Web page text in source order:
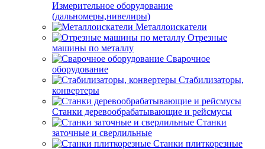
Измерительное оборудование
(дальномеры,нивелиры)
Металлоискатели
Отрезные
машины по металлу
Сварочное
оборудование
Стабилизаторы,
конвертеры
Станки деревообрабатывающие и рейсмусы
Станки
заточные и сверлильные
Станки плиткорезные